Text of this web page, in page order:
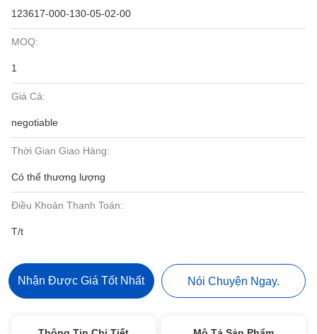
123617-000-130-05-02-00
MOQ:
1
Giá Cả:
negotiable
Thời Gian Giao Hàng:
Có thể thương lượng
Điều Khoản Thanh Toán:
T/t
Nhận Được Giá Tốt Nhất Nói Chuyện Ngay.